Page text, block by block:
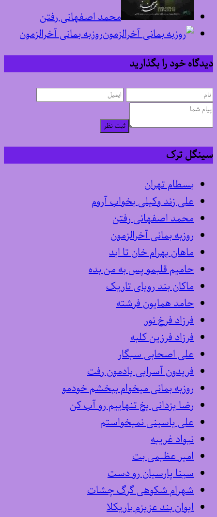
محمد اصفهانی رفتن
روزبه بمانی آخرالزمون
دیدگاه خود را بگذارید
ثبت نظر
سینگل ترک
بسطام تهران
علی زند وکیلی بخواب آروم
محمد اصفهانی رفتن
روزبه بمانی آخرالزمون
ماهان بهرام خان تا ابد
حامیم قلبمو پس به من بده
ماکان بند رویای تاریک
حامد همایون فرشته
فرزاد فرخ نور
فرزاد فرزین کلبه
علی اصحابی سیگار
فریدون آسرایی یادمون رفت
روزبه بمانی میخوام ببخشم خودمو
رضا یزدانی یخ تنهاییم رو آب کن
علی یاسینی نمیخواستم
نیواد غریبه
امیر عظیمی بت
سینا پارسیان رو دست
شهرام شکوهی گرگ چشات
ایوان بند عزیزم باریکلا